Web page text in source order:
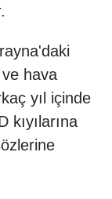
hava
yıl içinde
kıyılarına